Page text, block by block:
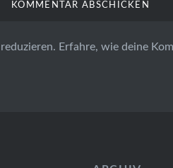
Erfahre, wie deine